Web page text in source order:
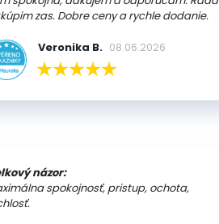
zas. Dobre ceny a rychle dodanie.
Veronika B. 08.06.2026
názor:
spokojnosť, pristup, ochota,